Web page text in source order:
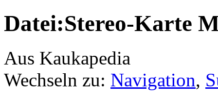
Datei:Stereo-Karte
Aus Kaukapedia
Wechseln zu: Navigation,